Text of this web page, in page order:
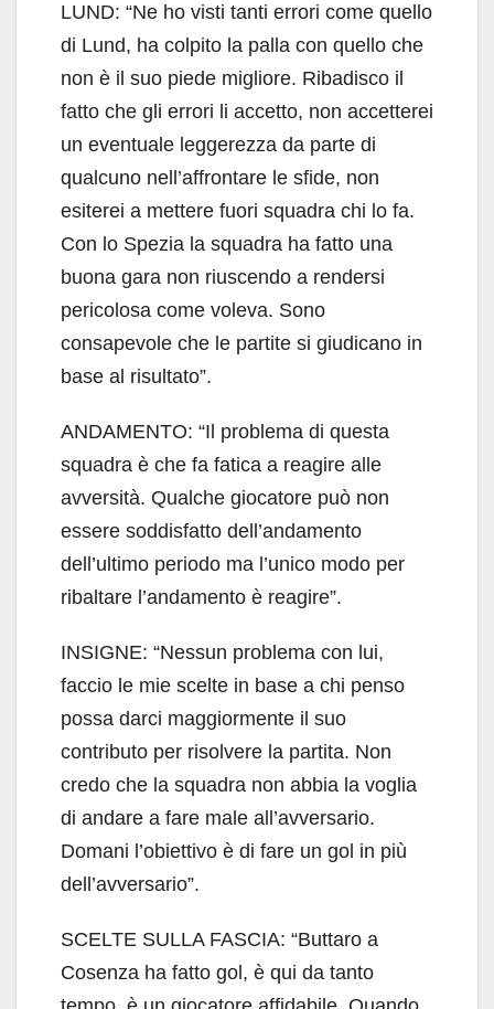
LUND: “Ne ho visti tanti errori come quello
di Lund, ha colpito la palla con quello che
non è il suo piede migliore. Ribadisco il
fatto che gli errori li accetto, non accetterei
un eventuale leggerezza da parte di
qualcuno nell’affrontare le sfide, non
esiterei a mettere fuori squadra chi lo fa.
Con lo Spezia la squadra ha fatto una
buona gara non riuscendo a rendersi
pericolosa come voleva. Sono
consapevole che le partite si giudicano in
base al risultato”.
ANDAMENTO: “Il problema di questa
squadra è che fa fatica a reagire alle
avversità. Qualche giocatore può non
essere soddisfatto dell’andamento
dell’ultimo periodo ma l’unico modo per
ribaltare l’andamento è reagire”.
INSIGNE: “Nessun problema con lui,
faccio le mie scelte in base a chi penso
possa darci maggiormente il suo
contributo per risolvere la partita. Non
credo che la squadra non abbia la voglia
di andare a fare male all’avversario.
Domani l’obiettivo è di fare un gol in più
dell’avversario”.
SCELTE SULLA FASCIA: “Buttaro a
Cosenza ha fatto gol, è qui da tanto